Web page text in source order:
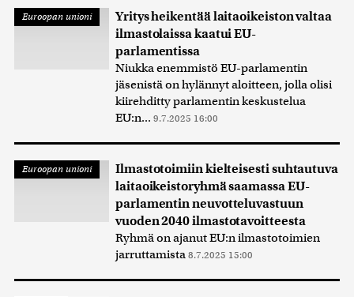
Euroopan unioni
Yritys heikentää laitaoikeiston valtaa
ilmastolaissa kaatui EU-
parlamentissa
Niukka enemmistö EU-parlamentin
jäsenistä on hylännyt aloitteen, jolla olisi
kiirehditty parlamentin keskustelua
EU:n... 9.7.2025 16:00
Euroopan unioni
Ilmastotoimiin kielteisesti suhtautuva
laitaoikeistoryhmä saamassa EU-
parlamentin neuvotteluvastuun
vuoden 2040 ilmastotavoitteesta
Ryhmä on ajanut EU:n ilmastotoimien
jarruttamista 8.7.2025 15:00